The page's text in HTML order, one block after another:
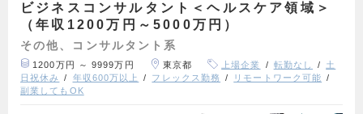
ビジネスコンサルタント＜ヘルスケア領域＞
（年収1200万円～5000万円）
その他、コンサルタント系
1200万円 ～ 9999万円 東京都 上場企業 転勤なし
土
日祝休み
年収600万以上 フレックス勤務
リモートワーク可能
副業してもOK